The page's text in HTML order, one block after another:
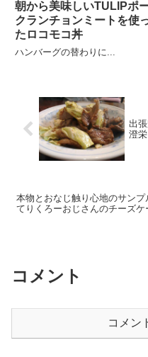
朝から美味しいTULIPポ
クランチョンミートを使
たロコモコ丼
ハンバーグの替わりに...
出
澄
本物とおなじ触り心地のサンプ
てりくろーおじさんのチーズケ
コメント
コメン